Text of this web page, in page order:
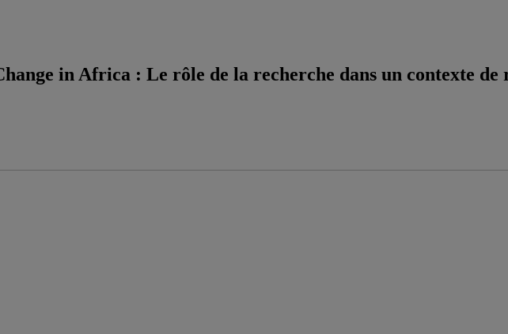
in Africa : Le rôle de la recherche dans un contexte de